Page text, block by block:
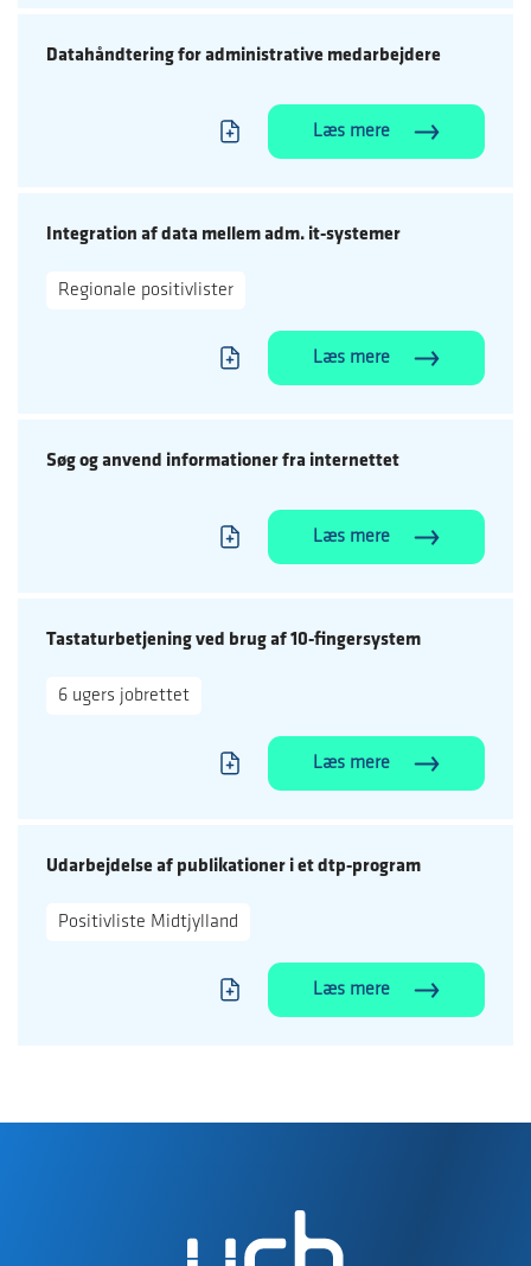
Datahåndtering for administrative medarbejdere
Læs mere
Integration af data mellem adm. it-systemer
Regionale positivlister
Læs mere
Søg og anvend informationer fra internettet
Læs mere
Tastaturbetjening ved brug af 10-fingersystem
6 ugers jobrettet
Læs mere
Udarbejdelse af publikationer i et dtp-program
Positivliste Midtjylland
Læs mere